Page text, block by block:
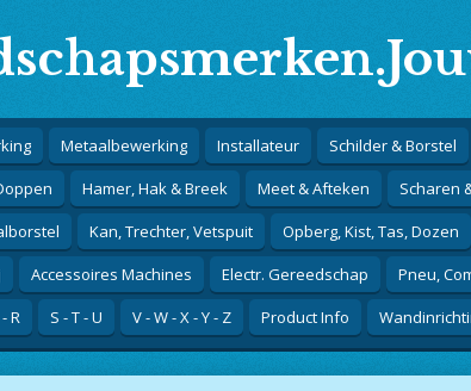
Metaalbewerking Installateur Schilder & Borstel
Hamer, Hak & Breek Meet & Afteken Scharen
Kan, Trechter, Vetspuit Opberg, Kist, Tas, Dozen
Accessoires Machines Electr. Gereedschap Pneu,
R S - T - U V - W - X - Y - Z Product Info